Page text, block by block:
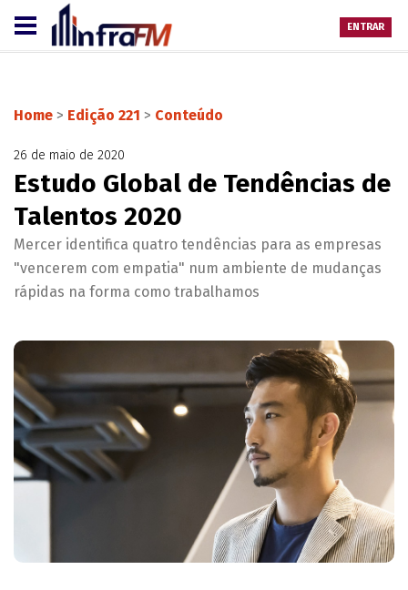
ENTRAR
Home > Edição 221 > Conteúdo
26 de maio de 2020
Estudo Global de Tendências de
Talentos 2020
Mercer identifica quatro tendências para as empresas
"vencerem com empatia" num ambiente de mudanças
rápidas na forma como trabalhamos